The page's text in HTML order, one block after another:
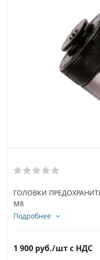
ГОЛОВКИ
M8
Подробнее
1 900 руб./штс НДС